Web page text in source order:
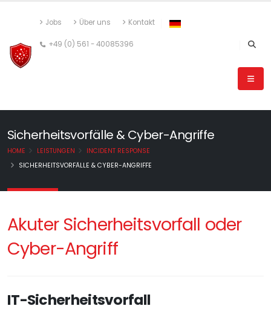
Jobs Über uns Kontakt
+49 (0) 561 - 40085396
Sicherheitsvorfälle & Cyber-Angriffe
HOME LEISTUNGEN
INCIDENT RESPONSE
SICHERHEITSVORFÄLLE & CYBER-ANGRIFFE
Akuter Sicherheitsvorfall oder
Cyber-Angriff
IT-Sicherheitsvorfall